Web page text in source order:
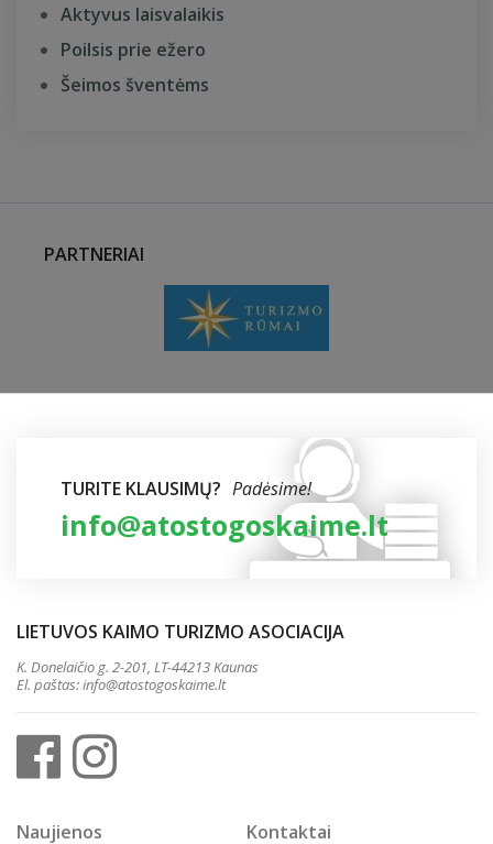
Aktyvus laisvalaikis
Poilsis prie ežero
Šeimos šventėms
PARTNERIAI
TURITE KLAUSIMŲ? Padėsime!
info@atostogoskaime.lt
LIETUVOS KAIMO TURIZMO ASOCIACIJA
K. Donelaičio g. 2-201, LT-44213 Kaunas
El. paštas:info@atostogoskaime.lt
Naujienos Kontaktai